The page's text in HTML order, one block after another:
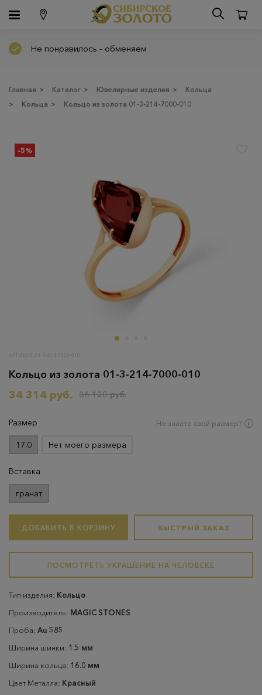
Не понравилось - обменяем
Главная > Каталог > Ювелирные изделия >
Кольца
>
Кольца > Кольцо из золота 01-3-214-7000-010
-5%
АРТИКУЛ: 01-3-214-7000-010
Кольцо из золота 01-3-214-7000-010
34 314 руб.
36 120 руб.
Размер Не знаете свой размер?
17.0 Нет моего размера
Вставка
гранат
ДОБАВИТЬ В КОРЗИНУ БЫСТРЫЙ ЗАКАЗ
ПОСМОТРЕТЬ УКРАШЕНИЕ НА ЧЕЛОВЕКЕ
Тип изделия: Кольцо
Производитель: MAGIC STONES
Проба: Au 585
Ширина шинки: 1.5 мм
Ширина кольца: 16.0 мм
Цвет Металла: Красный